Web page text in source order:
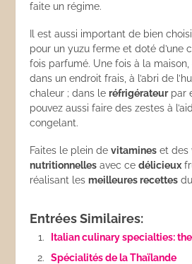
faite un régime.
Il est aussi important de bien
pour un yuzu ferme et doté d’une
fois parfumé. Une fois à la
dans un endroit frais, à l’abri de
chaleur ; dans leréfrigérateurpar
pouvez aussi faire des zestes à
congelant.
Faites le plein devitamines et des
nutritionnelles avec cedélicieux
réalisant lesmeilleures recettes
Entrées Similaires:
Italian culinary specialties:
Spécialités de la Thaïlande